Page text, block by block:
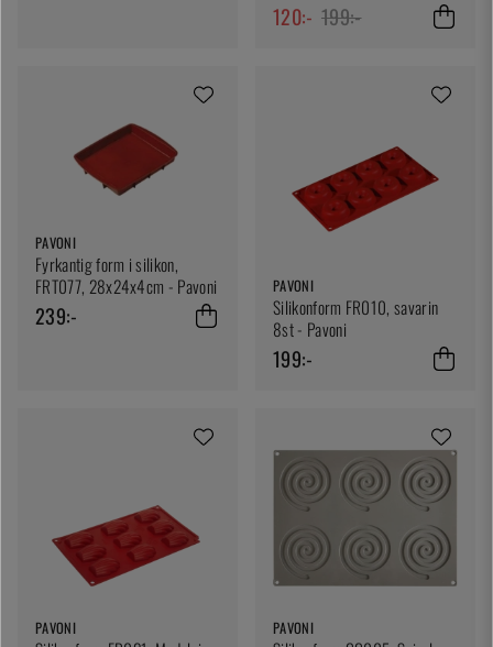
120:- 199:-
PAVONI
Fyrkantig form i silikon,
FRT077, 28x24x4cm - Pavoni
239:-
PAVONI
Silikonform FR010, savarin
8st - Pavoni
199:-
PAVONI PAVONI